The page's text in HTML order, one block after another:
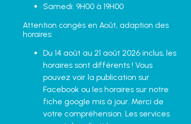
Samedi: 9H00 à 19H00
Attention congès en Août, adaption des
horaires:
Du 14 août au 21 août 2026 inclus, les
horaires sont différents ! Vous
pouvez voir la publication sur
Facebook ou les horaires sur notre
fiche google mis à jour. Merci de
votre compréhension. Les services